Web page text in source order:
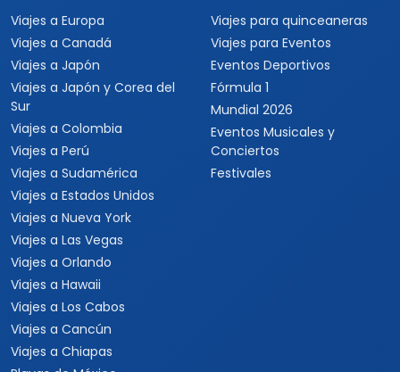
Viajes a Europa
Viajes a Canadá
Viajes a Japón
Viajes a Japón y Corea del
Sur
Viajes a Colombia
Viajes a Perú
Viajes a Sudamérica
Viajes a Estados Unidos
Viajes a Nueva York
Viajes a Las Vegas
Viajes a Orlando
Viajes a Hawaii
Viajes a Los Cabos
Viajes a Cancún
Viajes a Chiapas
Viajes para quinceaneras
Viajes para Eventos
Eventos Deportivos
Fórmula 1
Mundial 2026
Eventos Musicales y
Conciertos
Festivales